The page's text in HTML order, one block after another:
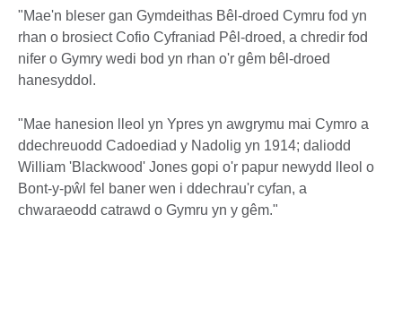
"Mae'n bleser gan Gymdeithas Bêl-droed Cymru fod yn
rhan o brosiect Cofio Cyfraniad Pêl-droed, a chredir fod
nifer o Gymry wedi bod yn rhan o'r gêm bêl-droed
hanesyddol.
"Mae hanesion lleol yn Ypres yn awgrymu mai Cymro a
ddechreuodd Cadoediad y Nadolig yn 1914; daliodd
William 'Blackwood' Jones gopi o'r papur newydd lleol o
Bont-y-pŵl fel baner wen i ddechrau'r cyfan, a
chwaraeodd catrawd o Gymru yn y gêm."